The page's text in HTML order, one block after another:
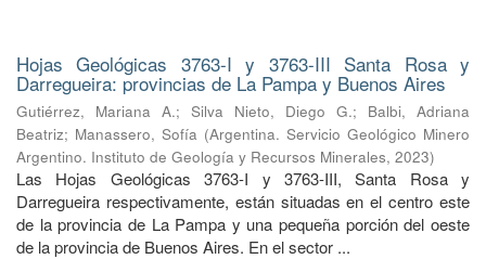
Hojas Geológicas 3763-I y 3763-III Santa Rosa y
Darregueira: provincias de La Pampa y Buenos Aires
Gutiérrez, Mariana A.; Silva Nieto, Diego G.; Balbi, Adriana
Beatriz; Manassero, Sofía (Argentina. Servicio Geológico Minero
Argentino. Instituto de Geología y Recursos Minerales, 2023)
Las Hojas Geológicas 3763-I y 3763-III, Santa Rosa y
Darregueira respectivamente, están situadas en el centro este
de la provincia de La Pampa y una pequeña porción del oeste
de la provincia de Buenos Aires. En el sector ...